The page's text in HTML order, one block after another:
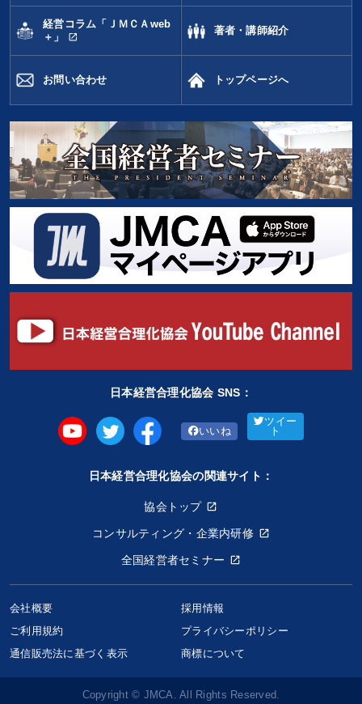
経営コラム「ＪＭＣＡweb
＋」
open_in_new
著者・講師紹介
お問い合わせ トップページへ
日本経営合理化協会 SNS：
いいね
ツイー
ト
日本経営合理化協会の関連サイト：
協会トップ
コンサルティング・企業内研修
全国経営者セミナー
会社概要
採用情報
ご利用規約
プライバシーポリシー
通信販売法に基づく表示
商標について
Copyright © JMCA. All Rights Reserved.